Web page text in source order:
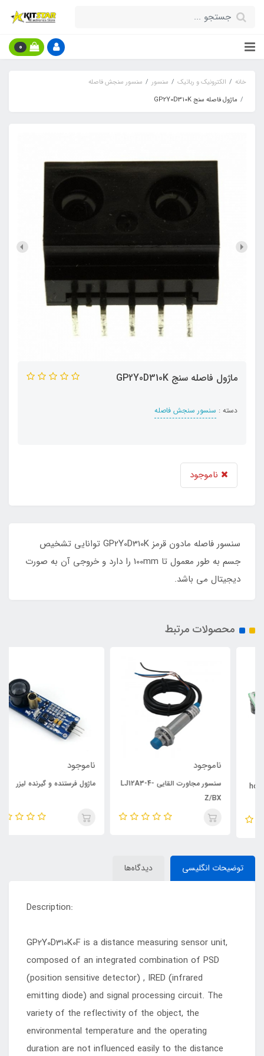
0
خانه الکترونیک و رباتیک سنسور
سنسور سنجش فاصله
ماژول فاصله سنج GP2Y0D310K
ماژول فاصله سنج GP2Y0D310K
دسته : سنسور سنجش فاصله
ناموجود
سنسور فاصله مادون قرمز GP2Y0D310K توانایی تشخیص
جسم به طور معمول تا 100mm را دارد و خروجی آن به صورت
دیجیتال می باشد.
محصولات مرتبط
ناموجود
سنسور مجاورت القایی LJ12A3-4-
ناموجود
ماژول فرستنده و گیرنده لیزر
توضیحات انگلیسی دیدگاه‌ها
Description:
GP2Y0D310K0F is a distance measuring sensor unit,
composed of an integrated combination of PSD
(position sensitive detector) , IRED (infrared
emitting diode) and signal processing circuit. The
variety of the reflectivity of the object, the
environmental temperature and the operating
duration are not influenced easily to the distance